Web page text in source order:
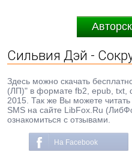
Сильвия Дэй -
Здесь можно скачать
(ЛП)" в формате fb2, epub, txt,
2015. Так же Вы можете читать
SMS на сайте LibFox.Ru
ознакомиться с отзывами.
На Facebook